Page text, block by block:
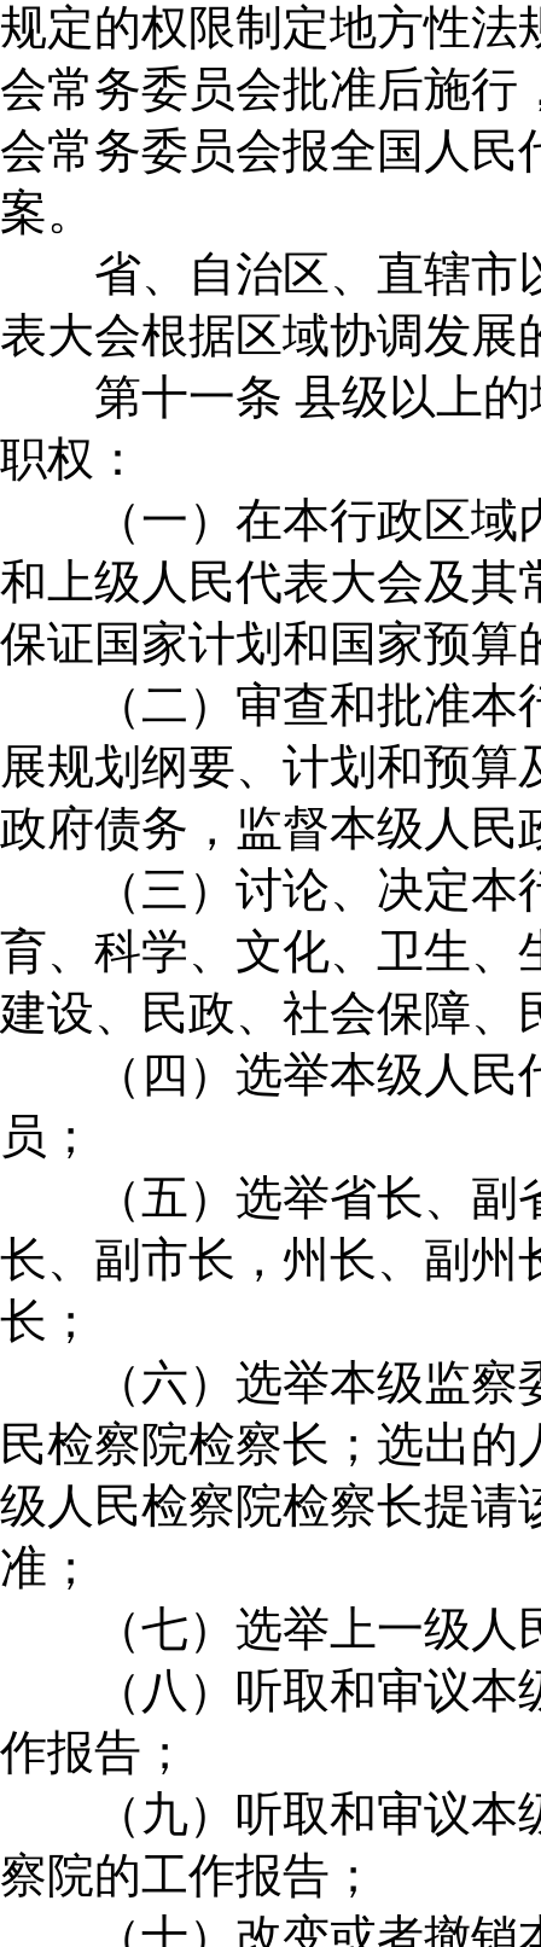
规定的权限制定地方性法
会常务委员会批准后施行
会常务委员会报全国人民
案。
省、自治区、直辖市
表大会根据区域协调发展
第十一条 县级以上的
职权：
（一）在本行政区域
和上级人民代表大会及其
保证国家计划和国家预算
（二）审查和批准本
展规划纲要、计划和预
政府债务，监督本级人民
（三）讨论、决定本
育、科学、文化、卫生、
建设、民政、社会保障、
（四）选举本级人民
员；
（五）选举省长、副
长、副市长，州长、副州
长；
（六）选举本级监察
民检察院检察长；选出
级人民检察院检察长提请
准；
（七）选举上一级人
（八）听取和审议本
作报告；
（九）听取和审议本
察院的工作报告；